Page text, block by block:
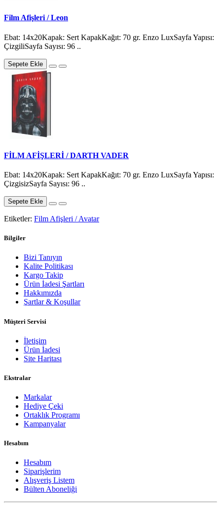
Film Afişleri / Leon
Ebat: 14x20Kapak: Sert KapakKağıt: 70 gr. Enzo LuxSayfa Yapısı:
ÇizgiliSayfa Sayısı: 96 ..
Sepete Ekle
FİLM AFİŞLERİ / DARTH VADER
Ebat: 14x20Kapak: Sert KapakKağıt: 70 gr. Enzo LuxSayfa Yapısı:
ÇizgisizSayfa Sayısı: 96 ..
Sepete Ekle
Etiketler: Film Afişleri / Avatar
Bilgiler
Bizi Tanıyın
Kalite Politikası
Kargo Takip
Ürün İadesi Şartları
Hakkımızda
Şartlar & Koşullar
Müşteri Servisi
İletişim
Ürün İadesi
Site Haritası
Ekstralar
Markalar
Hediye Çeki
Ortaklık Programı
Kampanyalar
Hesabım
Hesabım
Siparişlerim
Alışveriş Listem
Bülten Aboneliği